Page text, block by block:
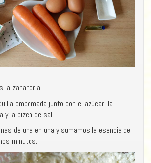
la zanahoria.
empomada junto con el azúcar, la
y la pizca de sal.
de una en una y sumamos la esencia de
minutos.